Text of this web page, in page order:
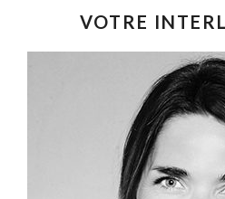
VOTRE